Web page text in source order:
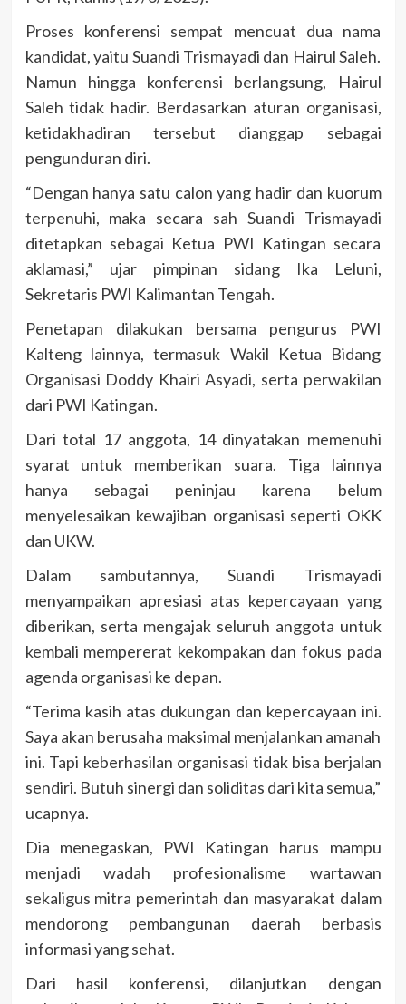
Proses konferensi sempat mencuat dua nama
kandidat, yaitu Suandi Trismayadi dan Hairul Saleh.
Namun hingga konferensi berlangsung, Hairul
Saleh tidak hadir. Berdasarkan aturan organisasi,
ketidakhadiran tersebut dianggap sebagai
pengunduran diri.
“Dengan hanya satu calon yang hadir dan kuorum
terpenuhi, maka secara sah Suandi Trismayadi
ditetapkan sebagai Ketua PWI Katingan secara
aklamasi,” ujar pimpinan sidang Ika Leluni,
Sekretaris PWI Kalimantan Tengah.
Penetapan dilakukan bersama pengurus PWI
Kalteng lainnya, termasuk Wakil Ketua Bidang
Organisasi Doddy Khairi Asyadi, serta perwakilan
dari PWI Katingan.
Dari total 17 anggota, 14 dinyatakan memenuhi
syarat untuk memberikan suara. Tiga lainnya
hanya sebagai peninjau karena belum
menyelesaikan kewajiban organisasi seperti OKK
dan UKW.
Dalam sambutannya, Suandi Trismayadi
menyampaikan apresiasi atas kepercayaan yang
diberikan, serta mengajak seluruh anggota untuk
kembali mempererat kekompakan dan fokus pada
agenda organisasi ke depan.
“Terima kasih atas dukungan dan kepercayaan ini.
Saya akan berusaha maksimal menjalankan amanah
ini. Tapi keberhasilan organisasi tidak bisa berjalan
sendiri. Butuh sinergi dan soliditas dari kita semua,”
ucapnya.
Dia menegaskan, PWI Katingan harus mampu
menjadi wadah profesionalisme wartawan
sekaligus mitra pemerintah dan masyarakat dalam
mendorong pembangunan daerah berbasis
informasi yang sehat.
Dari hasil konferensi, dilanjutkan dengan